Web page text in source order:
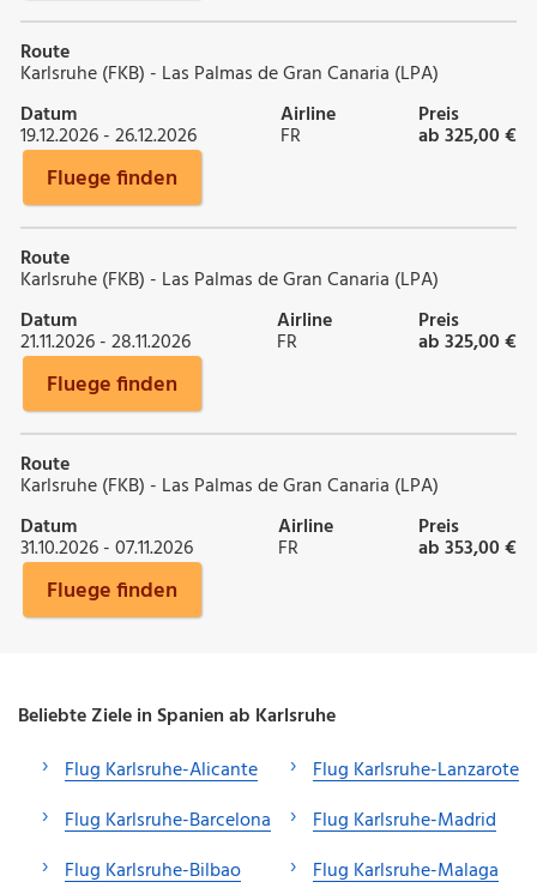
Route
Karlsruhe (FKB) - Las Palmas de Gran Canaria (LPA)
Datum
19.12.2026 - 26.12.2026
Airline
FR
Preis
ab 325,00 €
Fluege finden
Route
Karlsruhe (FKB) - Las Palmas de Gran Canaria (LPA)
Datum
21.11.2026 - 28.11.2026
Airline
FR
Preis
ab 325,00 €
Fluege finden
Route
Karlsruhe (FKB) - Las Palmas de Gran Canaria (LPA)
Datum
31.10.2026 - 07.11.2026
Airline
FR
Preis
ab 353,00 €
Fluege finden
Beliebte Ziele in Spanien ab Karlsruhe
Flug Karlsruhe-Alicante
Flug Karlsruhe-Barcelona
Flug Karlsruhe-Bilbao
Flug Karlsruhe-Lanzarote
Flug Karlsruhe-Madrid
Flug Karlsruhe-Malaga